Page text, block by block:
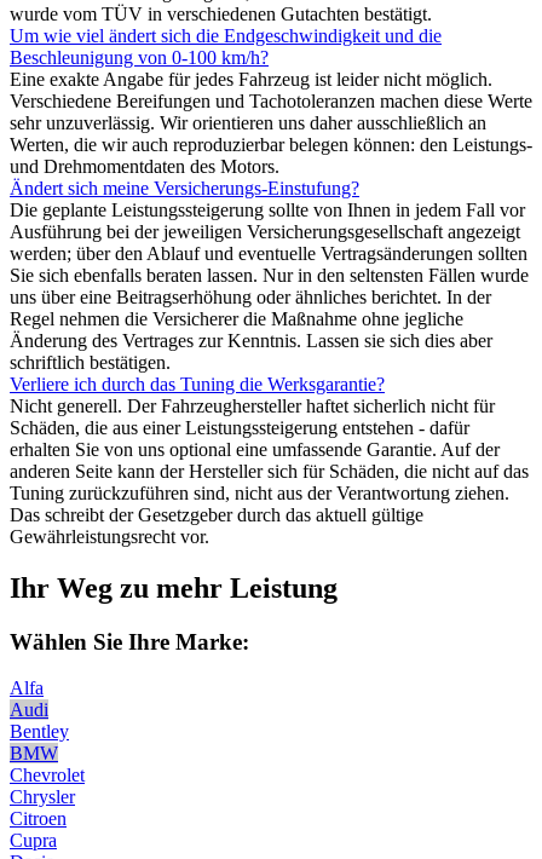
wurde vom TÜV in verschiedenen Gutachten bestätigt.
Um wie viel ändert sich die Endgeschwindigkeit und die
Beschleunigung von 0-100 km/h?
Eine exakte Angabe für jedes Fahrzeug ist leider nicht möglich.
Verschiedene Bereifungen und Tachotoleranzen machen diese Werte
sehr unzuverlässig. Wir orientieren uns daher ausschließlich an
Werten, die wir auch reproduzierbar belegen können: den Leistungs-
und Drehmomentdaten des Motors.
Ändert sich meine Versicherungs-Einstufung?
Die geplante Leistungssteigerung sollte von Ihnen in jedem Fall vor
Ausführung bei der jeweiligen Versicherungsgesellschaft angezeigt
werden; über den Ablauf und eventuelle Vertragsänderungen sollten
Sie sich ebenfalls beraten lassen. Nur in den seltensten Fällen wurde
uns über eine Beitragserhöhung oder ähnliches berichtet. In der
Regel nehmen die Versicherer die Maßnahme ohne jegliche
Änderung des Vertrages zur Kenntnis. Lassen sie sich dies aber
schriftlich bestätigen.
Verliere ich durch das Tuning die Werksgarantie?
Nicht generell. Der Fahrzeughersteller haftet sicherlich nicht für
Schäden, die aus einer Leistungssteigerung entstehen - dafür
erhalten Sie von uns optional eine umfassende Garantie. Auf der
anderen Seite kann der Hersteller sich für Schäden, die nicht auf das
Tuning zurückzuführen sind, nicht aus der Verantwortung ziehen.
Das schreibt der Gesetzgeber durch das aktuell gültige
Gewährleistungsrecht vor.
Ihr Weg zu mehr Leistung
Wählen Sie Ihre Marke:
Alfa
Audi
Bentley
BMW
Chevrolet
Chrysler
Citroen
Cupra